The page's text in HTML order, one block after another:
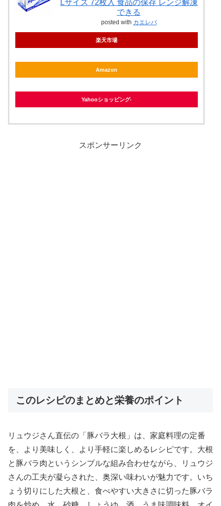
Lサイズ 72枚入 食品の保存 レンジ解凍
できる
posted with カエレバ
楽天市場
Amazon
Yahooショッピング
スポンサーリンク
このレシピのまとめと栄養のポイント
リュウジさん直伝の「豚バラ大根」は、家庭料理の定番
を、より美味しく、より手軽に楽しめるレシピです。大根
と豚バラ肉というシンプルな組み合わせながら、リュウジ
さんの工夫が凝らされた、奥深い味わいが魅力です。いち
ょう切りにした大根と、食べやすい大きさに切った豚バラ